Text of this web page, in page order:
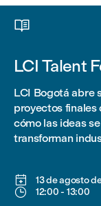

LCI Talent
LCI Bogotá abre
proyectos finales
cómo las ideas
transforman
 13 de agosto
 12:00- 13:00